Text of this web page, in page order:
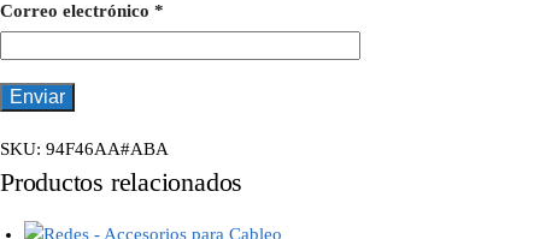
Correo electrónico *
SKU: 94F46AA#ABA
Productos relacionados